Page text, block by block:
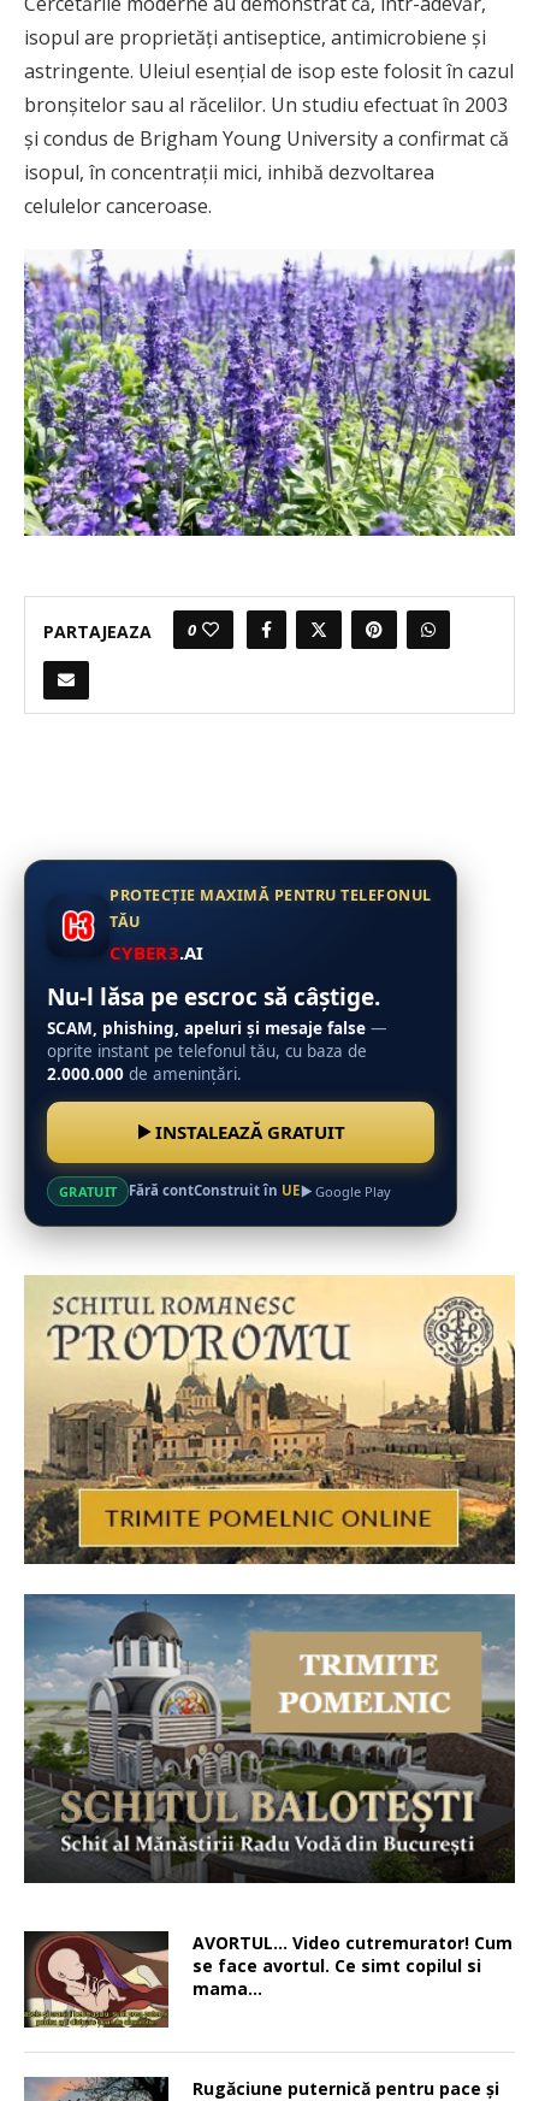
isopul are proprietăţi antiseptice, antimicrobiene şi
astringente. Uleiul esenţial de isop este folosit în cazul
bronşitelor sau al răcelilor. Un studiu efectuat în 2003
şi condus de Brigham Young University a confirmat că
isopul, în concentraţii mici, inhibă dezvoltarea
celulelor canceroase.
PARTAJEAZA 0
PROTECȚIE MAXIMĂ PENTRU TELEFONUL
TĂU
CYBER3.AI
Nu-l lăsa pe escroc să câștige.
SCAM, phishing, apeluri și mesaje false —
oprite instant pe telefonul tău, cu baza de
2.000.000 de amenințări.
INSTALEAZĂ GRATUIT
GRATUIT Fără contConstruit în UE Google Play
AVORTUL… Video cutremurator! Cum
se face avortul. Ce simt copilul si
mama…
Rugăciune puternică pentru pace şi